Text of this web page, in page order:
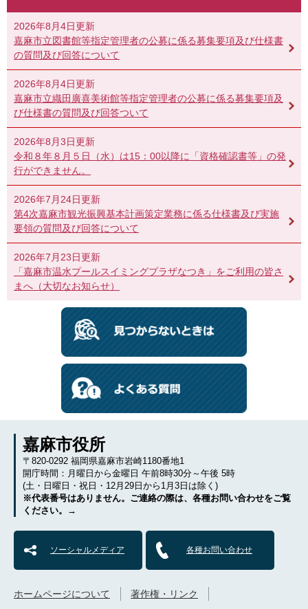
2026年8月4日更新
嘉麻市立図書館等指定管理者の公募に係る募集要項及び仕様書
の質問及び回答について
2026年8月4日更新
嘉麻市立織田廣喜美術館等指定管理者の公募に係る募集要項及
び仕様書の質問及び回答ついて
2026年8月3日更新
令和８年８月５日（水）は15：00以降に「資格確認書等」の発
行ができません。
2026年7月24日更新
第4次嘉麻市観光振興基本計画策定業務に係る仕様書及び実施
要領の質問及び回答について
2026年7月23日更新
「嘉麻市温水プールスイミングプラザなつき」をご利用の皆さ
まへ（大切なお知らせ）
嘉麻市役所
〒820-0292 福岡県嘉麻市岩崎1180番地1
開庁時間：月曜日から金曜日 午前8時30分～午後 5時
(土・日曜日・祝日・12月29日から1月3日は除く)
※代表番号はありません。ご連絡の際は、各種お問い合わせをご覧
ください。→
ソーシャルメディア 各種お問い合わせ
ホームページについて
著作権・リンク